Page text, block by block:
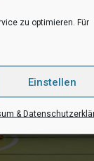
zu optimieren. Für
Einstellen
&